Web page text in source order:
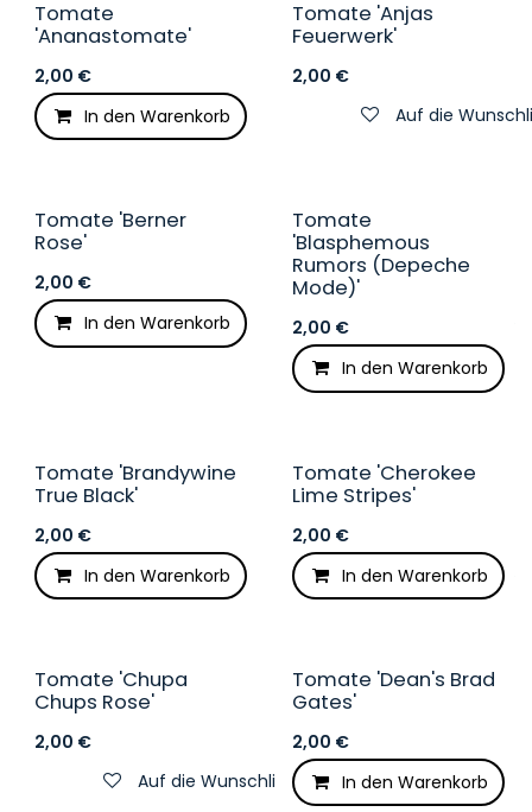
Tomate
'Ananastomate'
2,00 €
In den Warenkorb
Auf die Wunschliste
Tomate 'Anjas
Feuerwerk'
2,00 €
Auf die
Tomate 'Berner
Rose'
2,00 €
In den Warenkorb
Tomate
'Blasphemous
Rumors (Depeche
Mode)'
2,00 €
In den Warenkorb
Tomate 'Brandywine
True Black'
2,00 €
In den Warenkorb
Auf die Wunschliste
Tomate 'Cherokee
Lime Stripes'
2,00 €
In den Warenkorb
Tomate 'Chupa
Chups Rose'
2,00 €
Auf die Wunschliste
Tomate 'Dean's Brad
Gates'
2,00 €
In den Warenkorb